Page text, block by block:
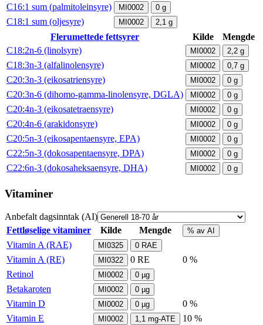
C16:1 sum (palmitoleinsyre)
MI0002 0 g
C18:1 sum (oljesyre) MI0002 2,1 g
Flerumettede fettsyrer Kilde
Mengde
C18:2n-6 (linolsyre)
MI0002 2,2 g
C18:3n-3 (alfalinolensyre) MI0002 0,7 g
C20:3n-3 (eikosatriensyre) MI0002 0 g
C20:3n-6 (dihomo-gamma-linolensyre, DGLA) MI0002 0 g
C20:4n-3 (eikosatetraensyre) MI0002 0 g
C20:4n-6 (arakidonsyre) MI0002 0 g
C20:5n-3 (eikosapentaensyre, EPA) MI0002 0 g
C22:5n-3 (dokosapentaensyre, DPA) MI0002 0 g
C22:6n-3 (dokosaheksaensyre, DHA) MI0002 0 g
Vitaminer
Anbefalt dagsinntak (AI)
Fettløselige vitaminer
Kilde Mengde % av AI
Vitamin A (RAE) MI0325 0 RAE
Vitamin A (RE) MI0322 0 RE
0 %
Retinol
MI0002 0 µg
Betakaroten MI0002 0 µg
Vitamin D MI0002 0 µg
0 %
Vitamin E
MI0002 1,1 mg-ATE
10 %